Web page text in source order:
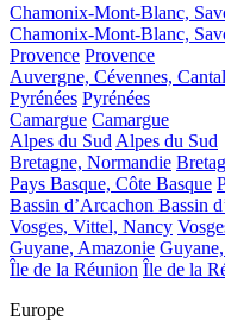
Chamonix-Mont-Blanc,
Chamonix-Mont-Blanc,
Provence Provence
Auvergne, Cévennes,
Pyrénées Pyrénées
Camargue Camargue
Alpes du Sud Alpes du Sud
Bretagne, Normandie
Pays Basque, Côte Basque
Bassin d’Arcachon Bassin
Vosges, Vittel, Nancy
Guyane, Amazonie
Île de la Réunion Île de la
Europe